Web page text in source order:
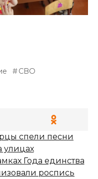
СВО
спели песни
улицах
Года единства
роспись